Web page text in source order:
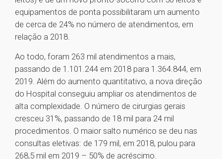
equipamentos de ponta possibilitaram um aumento
de cerca de 24% no número de atendimentos, em
relação a 2018.
Ao todo, foram 263 mil atendimentos a mais,
passando de 1.101.244 em 2018 para 1.364.844, em
2019. Além do aumento quantitativo, a nova direção
do Hospital conseguiu ampliar os atendimentos de
alta complexidade. O número de cirurgias gerais
cresceu 31%, passando de 18 mil para 24 mil
procedimentos. O maior salto numérico se deu nas
consultas eletivas: de 179 mil, em 2018, pulou para
268,5 mil em 2019 – 50% de acréscimo.